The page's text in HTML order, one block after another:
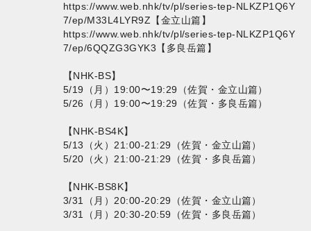
https://www.web.nhk/tv/pl/series-tep-NLKZP1Q6Y
7/ep/M33L4LYR9Z 【金立山篇】
https://www.web.nhk/tv/pl/series-tep-NLKZP1Q6Y
7/ep/6QQZG3GYK3 【多良岳篇】
【NHK-BS】
5/19（月）19:00〜19:29（佐賀・金立山篇）
5/26（月）19:00〜19:29（佐賀・多良岳篇）
【NHK-BS4K】
5/13（火）21:00-21:29（佐賀・金立山篇）
5/20（火）21:00-21:29（佐賀・多良岳篇）
【NHK-BS8K】
3/31（月）20:00-20:29（佐賀・金立山篇）
3/31（月）20:30-20:59（佐賀・多良岳篇）